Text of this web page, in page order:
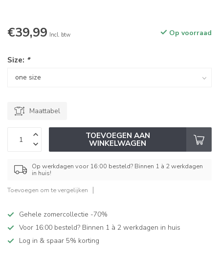
€39,99 Incl. btw Op voorraad
Size: *
Maattabel
TOEVOEGEN AAN
WINKELWAGEN
Op werkdagen voor 16:00 besteld? Binnen 1 à 2 werkdagen
in huis!
Toevoegen om te vergelijken
Gehele zomercollectie -70%
Voor 16:00 besteld? Binnen 1 à 2 werkdagen in huis
Log in & spaar 5% korting